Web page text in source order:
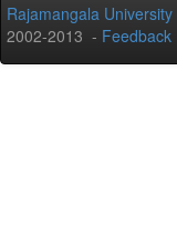
Rajamangala
2002-2013 - Feedback